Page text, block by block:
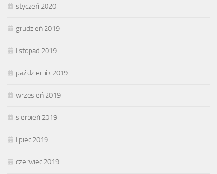
styczeń 2020
grudzień 2019
listopad 2019
październik 2019
wrzesień 2019
sierpień 2019
lipiec 2019
czerwiec 2019